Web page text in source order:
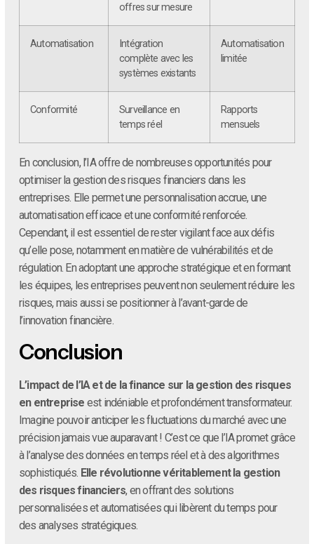
offres sur mesure
Automatisation
Intégration
complète avec les
systèmes existants
Automatisation
limitée
Conformité
Surveillance en
temps réel
Rapports
mensuels
En conclusion, l’IA offre de nombreuses opportunités pour
optimiser la gestion des risques financiers dans les
entreprises. Elle permet une personnalisation accrue, une
automatisation efficace et une conformité renforcée.
Cependant, il est essentiel de rester vigilant face aux défis
qu’elle pose, notamment en matière de vulnérabilités et de
régulation. En adoptant une approche stratégique et en formant
les équipes, les entreprises peuvent non seulement réduire les
risques, mais aussi se positionner à l’avant-garde de
l’innovation financière.
Conclusion
L’impact de l’IA et de la finance sur la gestion des risques
en entreprise est indéniable et profondément transformateur.
Imagine pouvoir anticiper les fluctuations du marché avec une
précision jamais vue auparavant ! C’est ce que l’IA promet grâce
à l’analyse des données en temps réel et à des algorithmes
sophistiqués. Elle révolutionne véritablement la gestion
des risques financiers, en offrant des solutions
personnalisées et automatisées qui libèrent du temps pour
des analyses stratégiques.